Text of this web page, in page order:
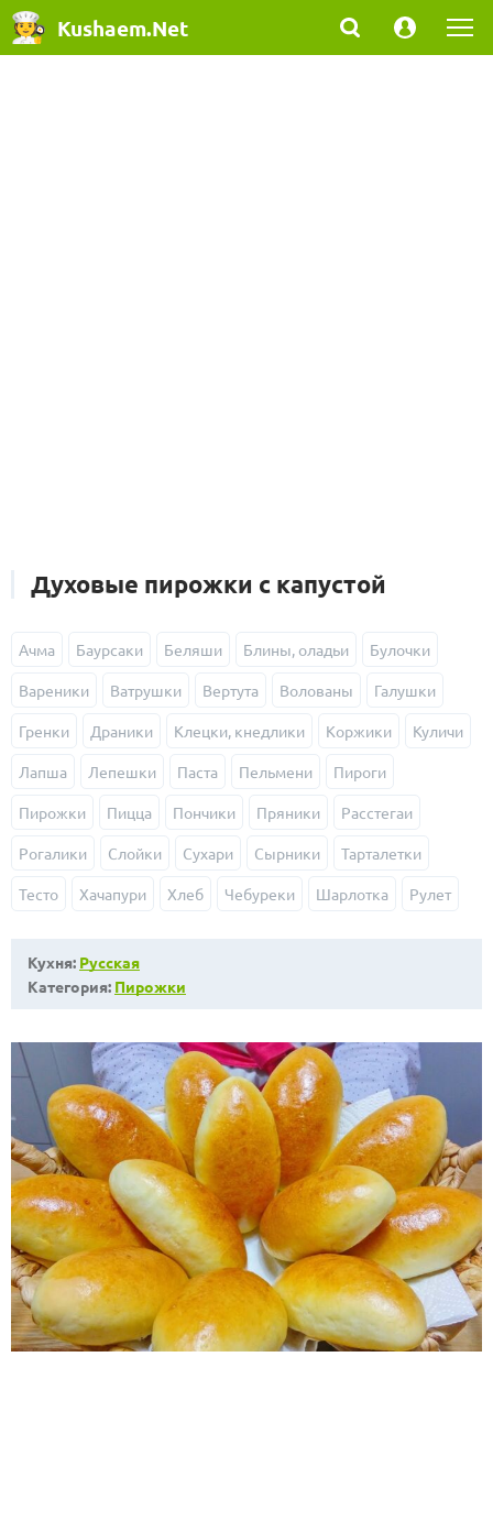
Kushaem.Net
Духовые пирожки с капустой
Ачма Баурсаки Беляши Блины, оладьи Булочки
Вареники Ватрушки Вертута Волованы Галушки
Гренки Драники Клецки, кнедлики Коржики Куличи
Лапша Лепешки Паста Пельмени Пироги
Пирожки Пицца Пончики Пряники Расстегаи
Рогалики Слойки Сухари Сырники Тарталетки
Тесто Хачапури Хлеб Чебуреки Шарлотка Рулет
Кухня: Русская
Категория: Пирожки